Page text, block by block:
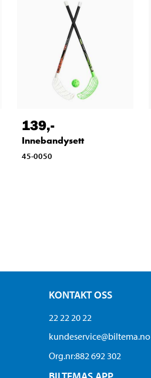
139,-
Innebandysett
45-0050
KONTAKT OSS
22 22 20 22
kundeservice@biltema.no
Org.nr:882 692 302